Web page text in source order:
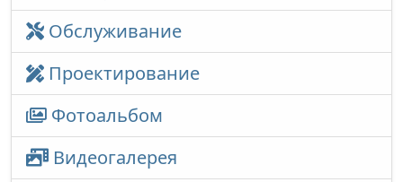
Обслуживание
Проектирование
Фотоальбом
Видеогалерея